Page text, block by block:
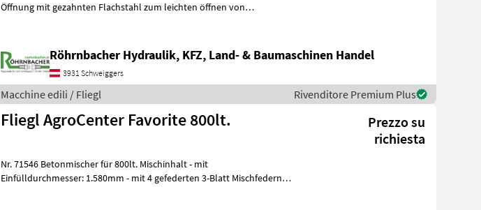
Öffnung mit gezahnten Flachstahl zum leichten öffnen von
Röhrnbacher Hydraulik, KFZ, Land- & Baumaschinen Handel
3931 Schweiggers
Macchine edili / Fliegl Rivenditore Premium Plus
Fliegl AgroCenter Favorite 800lt.
Prezzo su
richiesta
Nr. 71546 Betonmischer für 800lt. Mischinhalt - mit
Einfülldurchmesser: 1.580mm - mit 4 gefederten 3-Blatt Mischfedern -